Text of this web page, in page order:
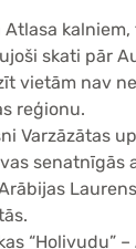
kalniem,
skati pār
vietām nav
reģionu.
Varzāzātas
senatnīgās
“Holivudu” –